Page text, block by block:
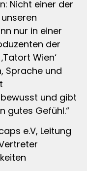
Nicht einer der
nur in einer
der
Wien‘
Sprache und
und gibt
gutes Gefühl.“
e.V, Leitung